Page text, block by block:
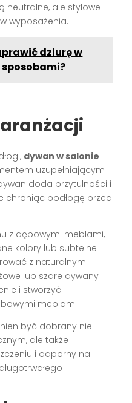
neutralne, ale stylowe
wyposażenia.
dziurę w
dywan w salonie
uzupełniającym
doda przytulności i
chroniąc podłogę przed
z dębowymi meblami,
kolory lub subtelne
z naturalnym
lub szare dywany
i stworzyć
meblami.
być dobrany nie
ale także
i odporny na